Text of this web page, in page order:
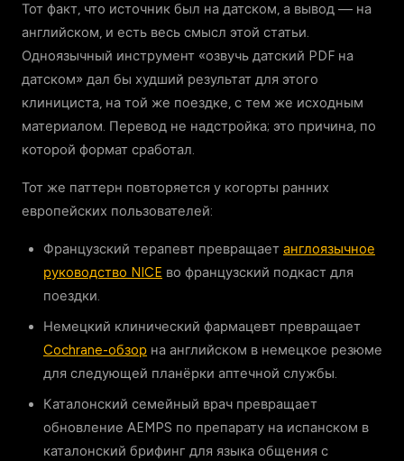
Тот факт, что источник был на датском, а вывод — на
английском, и есть весь смысл этой статьи.
Одноязычный инструмент «озвучь датский PDF на
датском» дал бы худший результат для этого
клинициста, на той же поездке, с тем же исходным
материалом. Перевод не надстройка; это причина, по
которой формат сработал.
Тот же паттерн повторяется у когорты ранних
европейских пользователей:
Французский терапевт превращает англоязычное
руководство NICE во французский подкаст для
поездки.
Немецкий клинический фармацевт превращает
Cochrane-обзор на английском в немецкое резюме
для следующей планёрки аптечной службы.
Каталонский семейный врач превращает
обновление AEMPS по препарату на испанском в
каталонский брифинг для языка общения с